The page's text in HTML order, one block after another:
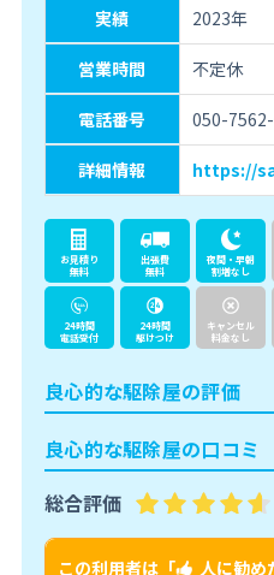
実績 2023年
営業時間 不定休
電話番号 050-
詳細情報 https://
お見積り
無料
出張費
無料
夜間・早朝
割増なし
24時間
電話受付
24時間
駆けつけ
キャンセル
料金なし
良心的な駆除屋の評価
良心的な駆除屋の口コミ
総合評価
この利用者は「 人に勧め